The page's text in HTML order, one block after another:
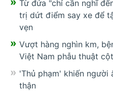
Từ đứa "chỉ cần nghĩ
trị dứt điểm say xe để
vẹn
Vượt hàng nghìn km,
Việt Nam phẫu thuật
'Thủ phạm' khiến người
thận